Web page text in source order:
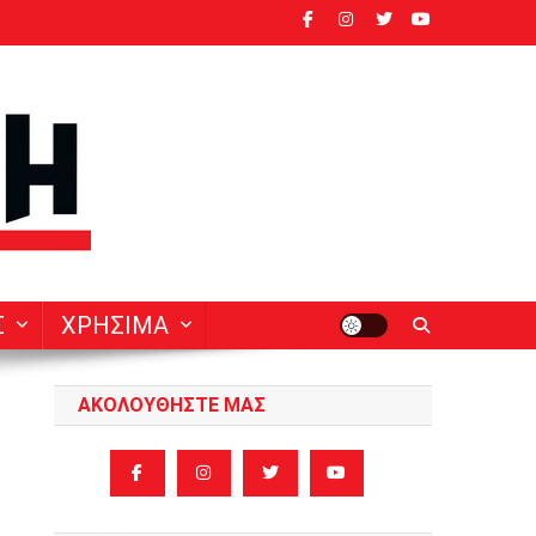
ΧΡΗΣΙΜΑ
ΑΚΟΛΟΥΘΗΣΤΕ ΜΑΣ